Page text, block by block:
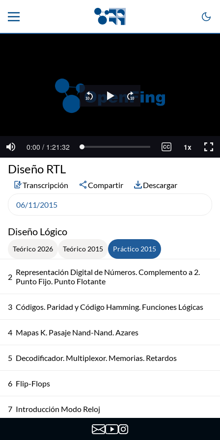
Diseño Lógico
Teórico 2026 Teórico 2015 Práctico 2015
2 Representación Digital de Números. Complemento a 2.
Punto Fijo. Punto Flotante
3 Códigos. Paridad y Código Hamming. Funciones Lógicas
4 Mapas K. Pasaje Nand-Nand. Azares
5 Decodificador. Multiplexor. Memorias. Retardos
6 Flip-Flops
7 Introducción Modo Reloj
Diseño RTL
Transcripción Compartir Descargar
06/11/2015